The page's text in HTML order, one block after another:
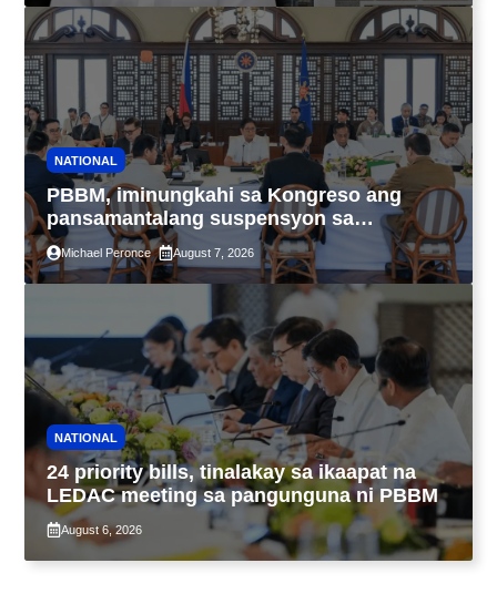
NATIONAL
PBBM, iminungkahi sa Kongreso ang
pansamantalang suspensyon sa
pagpapatupad ng Real Property Valuation
and Assessment Reform Act
Michael Peronce August 7, 2026
NATIONAL
24 priority bills, tinalakay sa ikaapat na
LEDAC meeting sa pangunguna ni PBBM
August 6, 2026